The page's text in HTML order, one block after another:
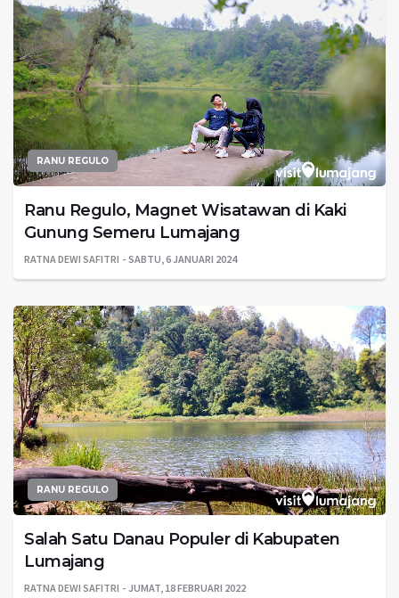
RANU REGULO
Ranu Regulo, Magnet Wisatawan di Kaki
Gunung Semeru Lumajang
RATNA DEWI SAFITRI SABTU, 6 JANUARI 2024
RANU REGULO
Salah Satu Danau Populer di Kabupaten
Lumajang
RATNA DEWI SAFITRI JUMAT, 18 FEBRUARI 2022